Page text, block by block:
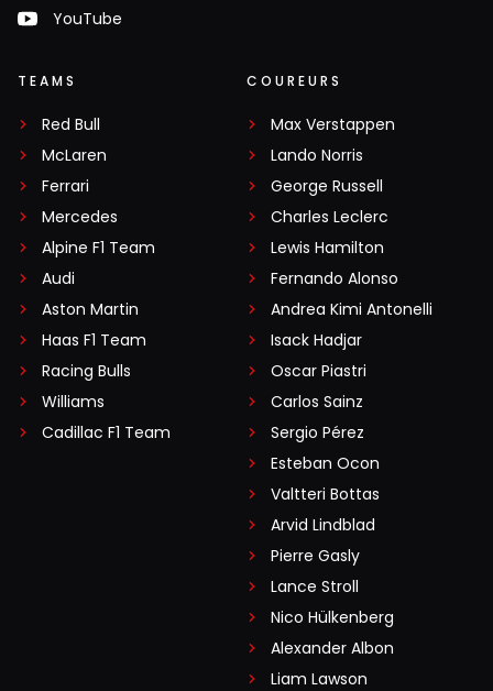
YouTube
TEAMS
Red Bull
McLaren
Ferrari
Mercedes
Alpine F1 Team
Audi
Aston Martin
Haas F1 Team
Racing Bulls
Williams
Cadillac F1 Team
COUREURS
Max Verstappen
Lando Norris
George Russell
Charles Leclerc
Lewis Hamilton
Fernando Alonso
Andrea Kimi Antonelli
Isack Hadjar
Oscar Piastri
Carlos Sainz
Sergio Pérez
Esteban Ocon
Valtteri Bottas
Arvid Lindblad
Pierre Gasly
Lance Stroll
Nico Hülkenberg
Alexander Albon
Liam Lawson